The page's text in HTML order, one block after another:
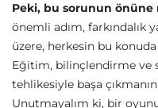
Peki, bu sorunun önüne
önemli adım, farkındalık
üzere, herkesin bu
Eğitim, bilinçlendirme ve
tehlikesiyle başa
Unutmayalım ki, bir